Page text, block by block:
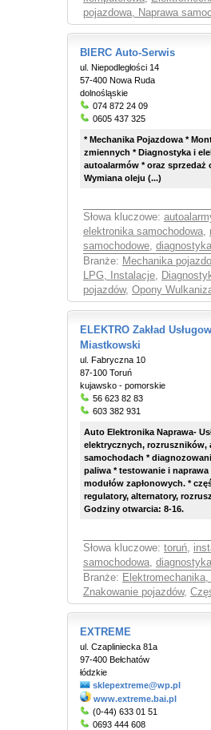
pojazdowa, Naprawa
BIERC Auto-Serwis
ul. Niepodległości 14
57-400 Nowa Ruda
dolnośląskie
074 872 24 09
0605 437 325
* Mechanika Pojazdowa *
zmiennych * Diagnostyka i
autoalarmów * oraz
Wymiana oleju (...)
Słowa kluczowe:
elektronika samochodowa,
samochodowe,
Branże: Mechanika
LPG, Instalacje,
pojazdów, Opony
ELEKTRO Zakład
Miastkowski
ul. Fabryczna 10
87-100 Toruń
kujawsko - pomorskie
56 623 82 83
603 382 931
Auto Elektronika Naprawa-
elektrycznych,
samochodach *
paliwa * testowanie i
modułów zapłonowych. *
regulatory, alternatory,
Godziny otwarcia: 8-16.
Słowa kluczowe: toruń,
samochodowa,
Branże:
Znakowanie pojazdów,
EXTREME
ul. Czapliniecka 81a
97-400 Bełchatów
łódzkie
sklepextreme@wp.pl
www.extreme.bai.pl
(0-44) 633 01 51
0693 444 608